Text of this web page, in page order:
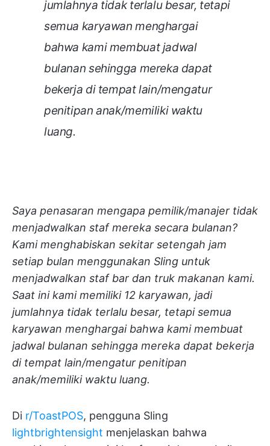
jumlahnya tidak terlalu besar, tetapi
semua karyawan menghargai
bahwa kami membuat jadwal
bulanan sehingga mereka dapat
bekerja di tempat lain/mengatur
penitipan anak/memiliki waktu
luang.
Saya penasaran mengapa pemilik/manajer tidak
menjadwalkan staf mereka secara bulanan?
Kami menghabiskan sekitar setengah jam
setiap bulan menggunakan Sling untuk
menjadwalkan staf bar dan truk makanan kami.
Saat ini kami memiliki 12 karyawan, jadi
jumlahnya tidak terlalu besar, tetapi semua
karyawan menghargai bahwa kami membuat
jadwal bulanan sehingga mereka dapat bekerja
di tempat lain/mengatur penitipan
anak/memiliki waktu luang.
Di r/ToastPOS, pengguna Sling
lightbrightensight menjelaskan bahwa